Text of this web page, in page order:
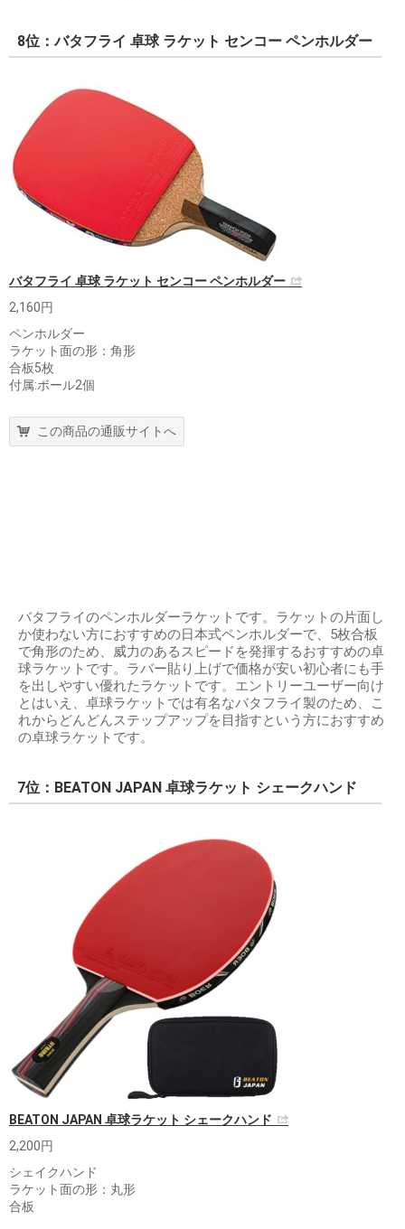
8位：バタフライ 卓球 ラケット センコー ペンホルダー
バタフライ 卓球 ラケット センコー ペンホルダー
2,160円
ペンホルダー
ラケット面の形：角形
合板5枚
付属:ボール2個
この商品の通販サイトへ
バタフライのペンホルダーラケットです。ラケットの片面し
か使わない方におすすめの日本式ペンホルダーで、5枚合板
で角形のため、威力のあるスピードを発揮するおすすめの卓
球ラケットです。ラバー貼り上げで価格が安い初心者にも手
を出しやすい優れたラケットです。エントリーユーザー向け
とはいえ、卓球ラケットでは有名なバタフライ製のため、こ
れからどんどんステップアップを目指すという方におすすめ
の卓球ラケットです。
7位：BEATON JAPAN 卓球ラケット シェークハンド
BEATON JAPAN 卓球ラケット シェークハンド
2,200円
シェイクハンド
ラケット面の形：丸形
合板